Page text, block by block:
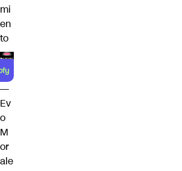
mi
en
to
—
Ev
o
M
or
ale